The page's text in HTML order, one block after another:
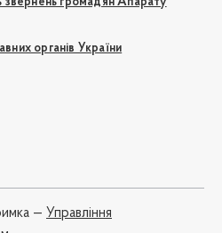
органів України
— Управління